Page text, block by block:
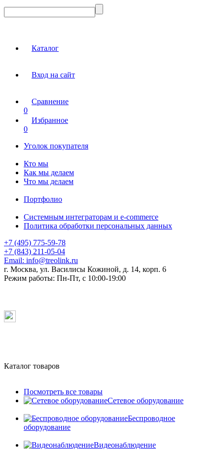
Каталог
Вход на сайт
Сравнение
0
Избранное
0
Уголок покупателя
Кто мы
Как мы делаем
Что мы делаем
Портфолио
Системным интеграторам и e-commerce
Политика обработки персональных данных
+7 (495) 775-59-78
+7 (843) 211-05-04
Email: info@treolink.ru
г. Москва, ул. Василисы Кожиной, д. 14, корп. 6
Режим работы: Пн-Пт, с 10:00-19:00
Каталог товаров
Посмотреть все товары
Сетевое оборудование
Беспроводное
оборудование
Видеонаблюдение